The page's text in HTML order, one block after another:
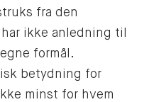
fra den
ikke anledning til
formål.
betydning for
minst for hvem